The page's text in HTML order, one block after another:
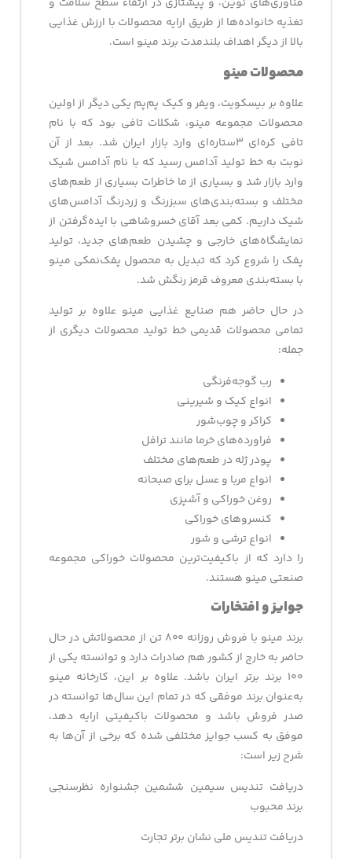
تغذیه خانواده‌ها از طریق ارایه محصولات با ارزش غذایی
بالا از دیگر اهداف بلندمدت برند مینو است.
محصولات مینو
علاوه بر بیسکویت، ویفر و کیک پم‌پم یکی دیگر از اولین
محصولات مجموعه مینو، شکلات تافی بود که با نام
تافی کره‌ای ۳ستاره‌ای وارد بازار ایران شد. بعد از آن
نوبت به خط تولید آدامس رسید که با نام آدامس شیک
وارد بازار شد و بسیاری از ما خاطرات بسیاری از طعم‌های
مختلف و بسته‌بندی‌های سبزرنگ و زرد‌رنگ آدامس‌های
شیک داریم. کمی بعد آقای خسروشاهی با ایده‌گرفتن از
نمایشگاه‌های خارجی و چشیدن طعم‌های جدید، تولید
پفک را شروع کرد که تبدیل به محصول پفک‌نمکی مینو
با بسته‌بندی معروف قرمز رنگش شد.
در حال حاضر هم صنایع غذایی مینو علاوه بر تولید
تمامی محصولات قدیمی خط تولید محصولات دیگری از
جمله:
رب گوجه‌فرنگی
انواع کیک و شیرینی
کراکر و چوب‌شور
فراورده‌های خرما مانند ترافل
پودر ژله در طعم‌های مختلف
انواع مربا و عسل برای صبحانه
روغن خوراکی و آشپزی
کنسروهای خوراکی
انواع ترشی و شور
را دارد که از باکیفیت‌ترین محصولات خوراکی مجموعه
صنعتی مینو هستند.
جوایز و افتخارات
برند مینو با فروش روزانه ۸۰۰ تن از محصولاتش در حال
حاضر به خارج از کشور هم صادرات دارد و توانسته یکی از
۱۰۰ برند برتر ایران باشد. علاوه بر این، کارخانه مینو
به‌عنوان برند موفقی که در تمام این سال‌ها توانسته در
صدر فروش باشد و محصولات باکیفیتی ارایه دهد،
موفق به کسب جوایز مختلفی شده که برخی از آن‌ها به
شرح زیر است:
دریافت تندیس سیمین ششمین جشنواره نظرسنجی
برند محبوب
دریافت تندیس ملی نشان برتر تجارت